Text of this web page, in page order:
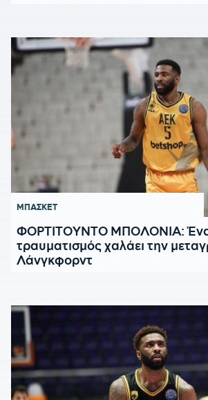
ΜΠΑΣΚΕΤ
ΦΟΡΤΙΤΟΥΝΤΟ ΜΠΟΛΟΝΙΑ:
τραυματισμός χαλάει την
Λάνγκφορντ